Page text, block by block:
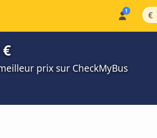
€
prix sur CheckMyBus